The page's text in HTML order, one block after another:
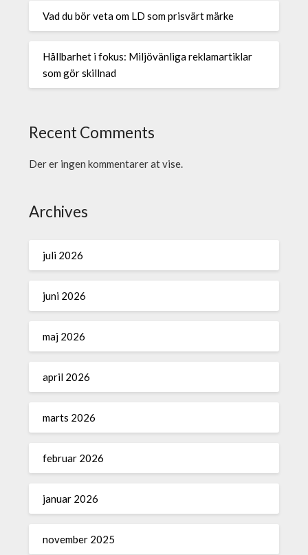
Vad du bör veta om LD som prisvärt märke
Hållbarhet i fokus: Miljövänliga reklamartiklar
som gör skillnad
Recent Comments
Der er ingen kommentarer at vise.
Archives
juli 2026
juni 2026
maj 2026
april 2026
marts 2026
februar 2026
januar 2026
november 2025